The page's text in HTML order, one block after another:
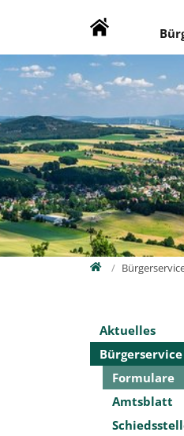
Home
Aktuelles
Bürgerservice
Formulare
Amtsblatt